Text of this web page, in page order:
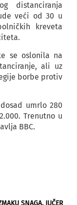
distanciranja
veći od 30 u
kreveta
se oslonila na
ali uz
borbe protiv
umrlo 280
Trenutno u
BBC.
SNAGA, JUČER